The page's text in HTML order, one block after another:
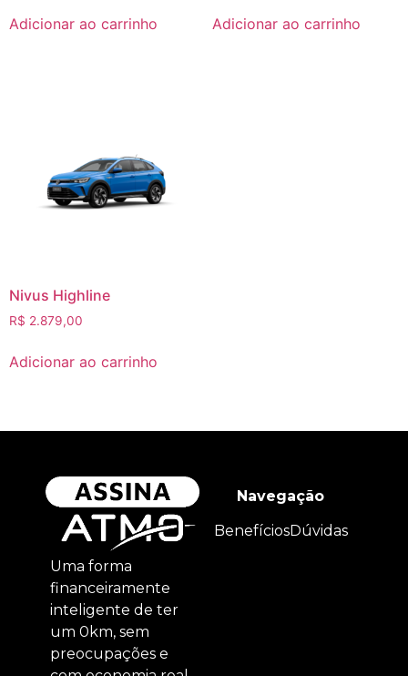
Adicionar ao carrinho Adicionar ao carrinho
Nivus Highline
R$ 2.879,00
Adicionar ao carrinho
Uma forma
financeiramente
inteligente de ter
um 0km, sem
preocupações e
Navegação
BenefíciosDúvidas